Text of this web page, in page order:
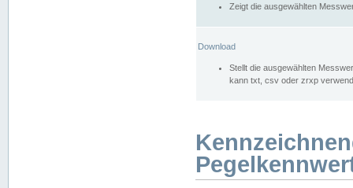
Zeigt die ausgewählten
Download
Stellt die ausgewählten
kann txt, csv oder zrxp